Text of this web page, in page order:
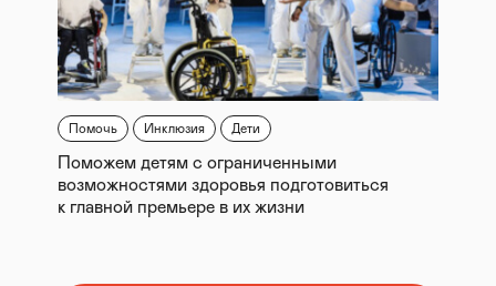
Помочь Инклюзия Дети
Поможем детям с ограниченными
возможностями здоровья подготовиться
к главной премьере в их жизни